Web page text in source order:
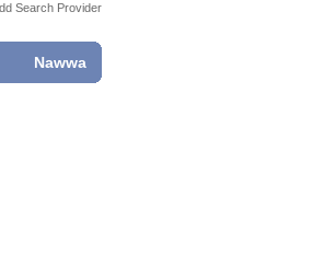
Search Provider
Nawwa